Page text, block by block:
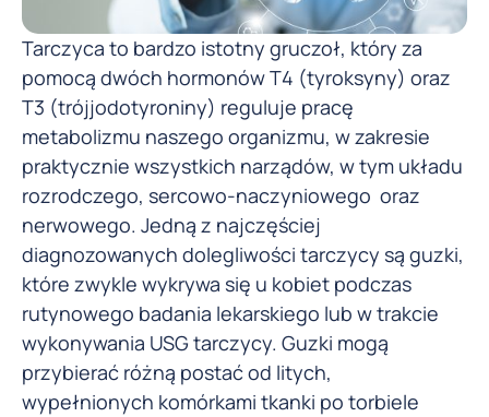
Tarczyca to bardzo istotny gruczoł, który za
pomocą dwóch hormonów T4 (tyroksyny) oraz
T3 (trójjodotyroniny) reguluje pracę
metabolizmu naszego organizmu, w zakresie
praktycznie wszystkich narządów, w tym układu
rozrodczego, sercowo-naczyniowego oraz
nerwowego. Jedną z najczęściej
diagnozowanych dolegliwości tarczycy są guzki,
które zwykle wykrywa się u kobiet podczas
rutynowego badania lekarskiego lub w trakcie
wykonywania USG tarczycy. Guzki mogą
przybierać różną postać od litych,
wypełnionych komórkami tkanki po torbiele